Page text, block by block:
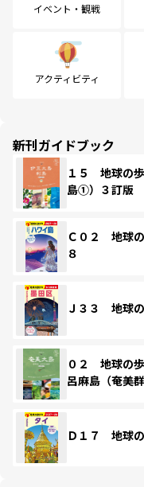
イベント・観戦
アクティビティ
新刊ガイドブック
１５ 地球の
島①）３訂版
Ｃ０２ 地球
８
Ｊ３３ 地球
０２ 地球の
呂麻島（奄美
Ｄ１７ 地球